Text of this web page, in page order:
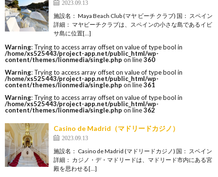
2023.09.13
施設名： Maya Beach Club (マヤ ビーチ クラブ) 国： スペイン
詳細： マヤビーチクラブは、スペインの小さな島であるイビ
サ島に位置[…]
Warning: Trying to access array offset on value of type bool in
/home/xs525443/project-app.net/public_html/wp-
content/themes/lionmedia/single.php on line360
Warning: Trying to access array offset on value of type bool in
/home/xs525443/project-app.net/public_html/wp-
content/themes/lionmedia/single.php on line361
Warning: Trying to access array offset on value of type bool in
/home/xs525443/project-app.net/public_html/wp-
content/themes/lionmedia/single.php on line362
Casino de Madrid（マドリードカジノ）
2023.09.13
施設名： Casino de Madrid (マドリードカジノ) 国： スペイン
詳細： カジノ・デ・マドリードは、マドリード市内にある宮
殿を思わせる[…]